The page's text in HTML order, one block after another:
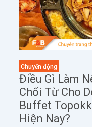
Chuyển động
Điều Gì Làm
Chối Từ Cho
Buffet
Hiện Nay?